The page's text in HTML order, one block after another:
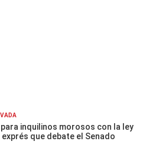
para inquilinos morosos con la ley
que debate el Senado